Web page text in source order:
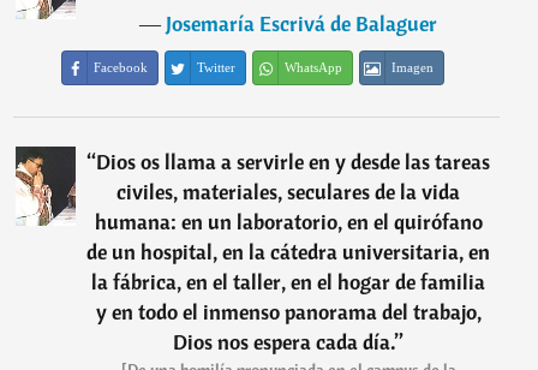
―Josemaría Escrivá de Balaguer
Facebook Twitter WhatsApp Imagen
“Dios os llama a servirle en y desde las tareas
civiles, materiales, seculares de la vida
humana: en un laboratorio, en el quirófano
de un hospital, en la cátedra universitaria, en
la fábrica, en el taller, en el hogar de familia
y en todo el inmenso panorama del trabajo,
Dios nos espera cada día.”